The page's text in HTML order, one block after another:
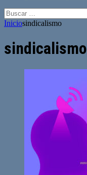
Buscar:
Iniciosindicalismo
sindicalismo